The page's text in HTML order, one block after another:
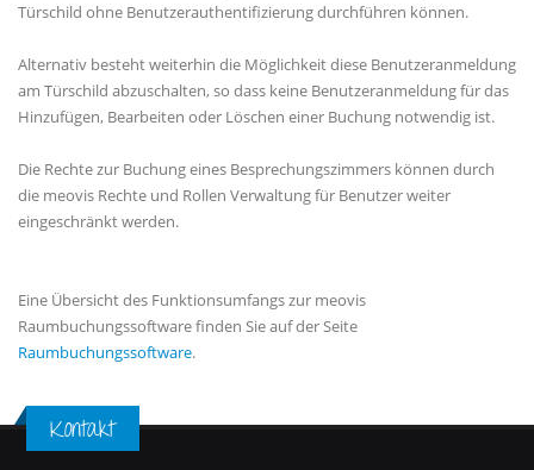
Türschild ohne Benutzerauthentifizierung durchführen können.
Alternativ besteht weiterhin die Möglichkeit diese Benutzeranmeldung
am Türschild abzuschalten, so dass keine Benutzeranmeldung für das
Hinzufügen, Bearbeiten oder Löschen einer Buchung notwendig ist.
Die Rechte zur Buchung eines Besprechungszimmers können durch
die meovis Rechte und Rollen Verwaltung für Benutzer weiter
eingeschränkt werden.
Eine Übersicht des Funktionsumfangs zur meovis
Raumbuchungssoftware finden Sie auf der Seite
Raumbuchungssoftware.
Kontakt